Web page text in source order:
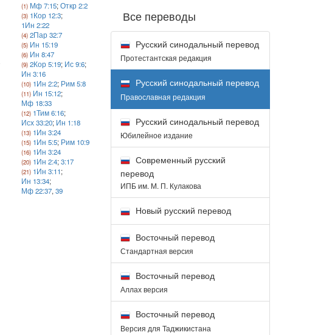
Мф 7:15;Откр 2:2
1Кор 12:3;
1Ин 2:22
2Пар 32:7
Ин 15:19
Ин 8:47
2Кор 5:19; Ис 9:6;
Ин 3:16
1Ин 2:2; Рим 5:8
Ин 15:12;
Мф 18:33
1Тим 6:16;
Исх 33:20; Ин 1:18
1Ин 3:24
1Ин 5:5; Рим 10:9
1Ин 3:24
1Ин 2:4;3:17
1Ин 3:11;
Ин 13:34;
Мф 22:37,39
Все переводы
Русский синодальный перевод
Протестантская редакция
Русский синодальный перевод
Православная редакция
Русский синодальный перевод
Юбилейное издание
Современный русский
перевод
ИПБ им. М. П. Кулакова
Новый русский перевод
Восточный перевод
Стандартная версия
Восточный перевод
Аллах версия
Восточный перевод
Версия для Таджикистана